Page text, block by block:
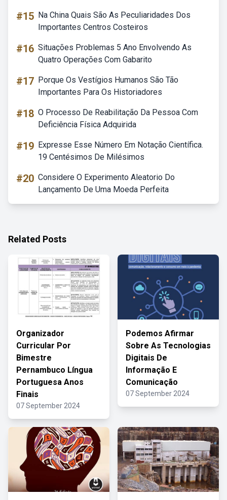
#15 Na China Quais São As Peculiaridades Dos
Importantes Centros Costeiros
#16 Situações Problemas 5 Ano Envolvendo As
Quatro Operações Com Gabarito
#17 Porque Os Vestígios Humanos São Tão
Importantes Para Os Historiadores
#18 O Processo De Reabilitação Da Pessoa Com
Deficiência Física Adquirida
#19 Expresse Esse Número Em Notação Científica.
19 Centésimos De Milésimos
#20 Considere O Experimento Aleatorio Do
Lançamento De Uma Moeda Perfeita
Related Posts
Organizador
Curricular Por
Bimestre
Pernambuco Língua
Portuguesa Anos
Finais
07 September 2024
Podemos Afirmar
Sobre As Tecnologias
Digitais De
Informação E
Comunicação
07 September 2024